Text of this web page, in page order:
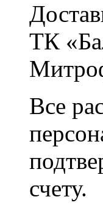
ТК
Все
счету.